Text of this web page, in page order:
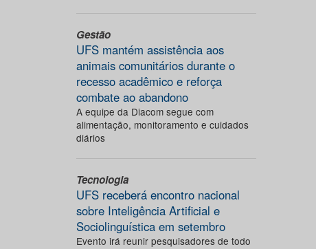
Gestão
UFS mantém assistência aos
animais comunitários durante o
recesso acadêmico e reforça
combate ao abandono
A equipe da Diacom segue com
alimentação, monitoramento e cuidados
diários
Tecnologia
UFS receberá encontro nacional
sobre Inteligência Artificial e
Sociolinguística em setembro
Evento irá reunir pesquisadores de todo